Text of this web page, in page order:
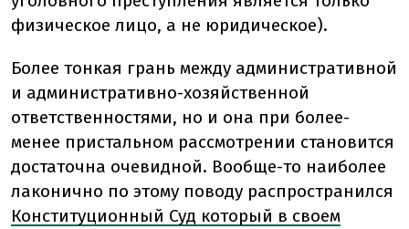
физическое лицо, а не юридическое).
Более тонкая грань между административной
и административно-хозяйственной
ответственностями, но и она при более-
менее пристальном рассмотрении становится
достаточна очевидной. Вообще-то наиболее
лаконично по этому поводу распространился
Конституционный Суд который в своем